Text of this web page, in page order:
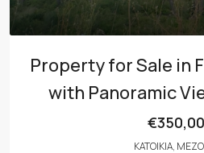
Property for Sale in
with Panoramic
ΚΑΤΟΙΚΊΑ,